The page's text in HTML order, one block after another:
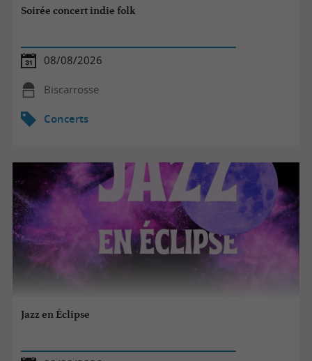
Soirée concert indie folk
08/08/2026
Biscarrosse
Concerts
Jazz en Éclipse